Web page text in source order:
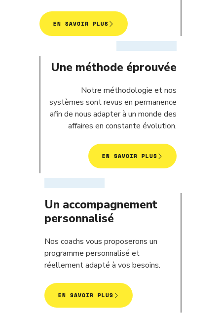
EN SAVOIR PLUS
Une méthode éprouvée
Notre méthodologie et nos
systèmes sont revus en permanence
afin de nous adapter à un monde des
affaires en constante évolution.
EN SAVOIR PLUS
Un accompagnement
personnalisé
Nos coachs vous proposerons un
programme personnalisé et
réellement adapté à vos besoins.
EN SAVOIR PLUS